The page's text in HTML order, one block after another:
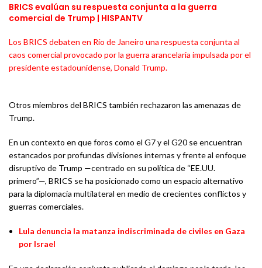
BRICS evalúan su respuesta conjunta a la guerra
comercial de Trump | HISPANTV
Los BRICS debaten en Río de Janeiro una respuesta conjunta al
caos comercial provocado por la guerra arancelaria impulsada por el
presidente estadounidense, Donald Trump.
Otros miembros del BRICS también rechazaron las amenazas de
Trump.
En un contexto en que foros como el G7 y el G20 se encuentran
estancados por profundas divisiones internas y frente al enfoque
disruptivo de Trump —centrado en su política de “EE.UU.
primero”—, BRICS se ha posicionado como un espacio alternativo
para la diplomacia multilateral en medio de crecientes conflictos y
guerras comerciales.
Lula denuncia la matanza indiscriminada de civiles en Gaza
por Israel